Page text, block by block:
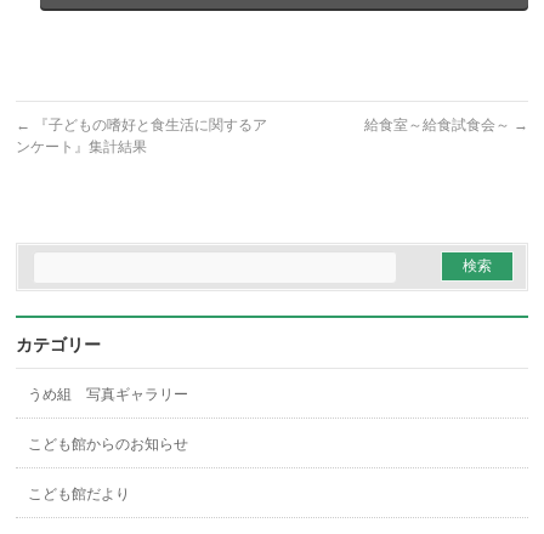
←
『子どもの嗜好と食生活に関するア
ンケート』集計結果
給食室～給食試食会～ →
カテゴリー
うめ組 写真ギャラリー
こども館からのお知らせ
こども館だより